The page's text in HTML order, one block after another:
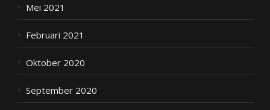
Mei 2021
Februari 2021
Oktober 2020
September 2020